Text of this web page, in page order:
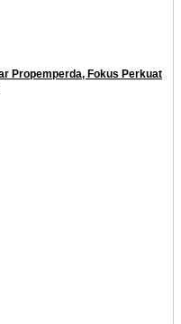
Propemperda, Fokus Perkuat